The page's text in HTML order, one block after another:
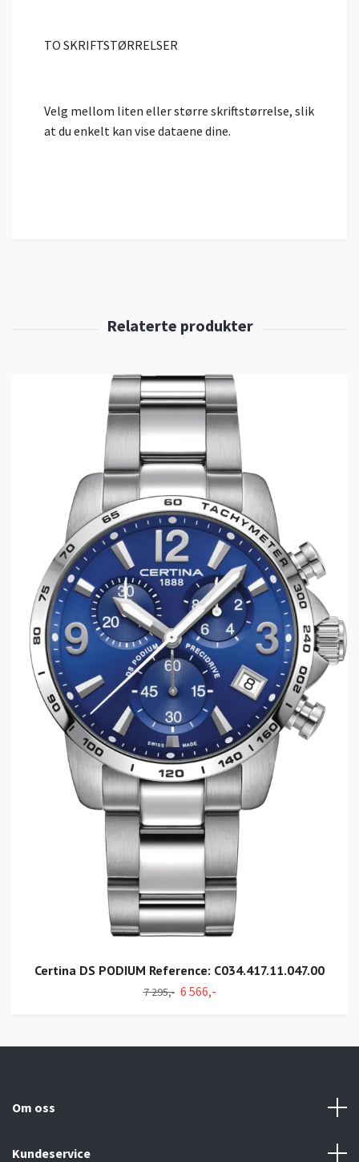
TO SKRIFTSTØRRELSER
Velg mellom liten eller større skriftstørrelse, slik
at du enkelt kan vise dataene dine.
Certina DS PODIUM Reference: C034.417.11.047.00
7 295,- 6 566,-
Om oss
Kundeservice